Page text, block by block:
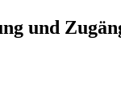
und